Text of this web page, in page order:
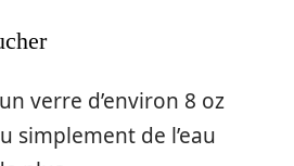
verre d’environ 8 oz
simplement de l’eau